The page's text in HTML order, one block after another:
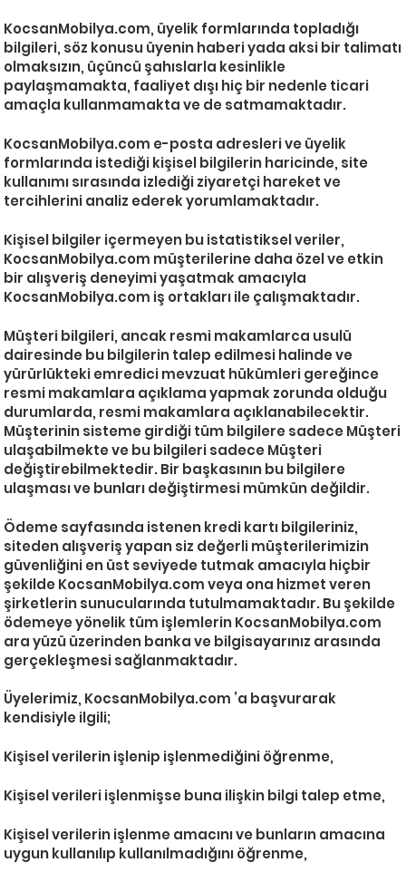
KocsanMobilya.com, üyelik formlarında topladığı
bilgileri, söz konusu üyenin haberi yada aksi bir talimatı
olmaksızın, üçüncü şahıslarla kesinlikle
paylaşmamakta, faaliyet dışı hiç bir nedenle ticari
amaçla kullanmamakta ve de satmamaktadır.
KocsanMobilya.com e-posta adresleri ve üyelik
formlarında istediği kişisel bilgilerin haricinde, site
kullanımı sırasında izlediği ziyaretçi hareket ve
tercihlerini analiz ederek yorumlamaktadır.​
Kişisel bilgiler içermeyen bu istatistiksel veriler,
KocsanMobilya.com müşterilerine daha özel ve etkin
bir alışveriş deneyimi yaşatmak amacıyla
KocsanMobilya.com iş ortakları ile çalışmaktadır.
Müşteri bilgileri, ancak resmi makamlarca usulü
dairesinde bu bilgilerin talep edilmesi halinde ve
yürürlükteki emredici mevzuat hükümleri gereğince
resmi makamlara açıklama yapmak zorunda olduğu
durumlarda, resmi makamlara açıklanabilecektir.
Müşterinin sisteme girdiği tüm bilgilere sadece Müşteri
ulaşabilmekte ve bu bilgileri sadece Müşteri
değiştirebilmektedir. Bir başkasının bu bilgilere
ulaşması ve bunları değiştirmesi mümkün değildir.
Ödeme sayfasında istenen kredi kartı bilgileriniz,
siteden alışveriş yapan siz değerli müşterilerimizin
güvenliğini en üst seviyede tutmak amacıyla hiçbir
şekilde KocsanMobilya.com veya ona hizmet veren
şirketlerin sunucularında tutulmamaktadır. Bu şekilde
ödemeye yönelik tüm işlemlerin KocsanMobilya.com
ara yüzü üzerinden banka ve bilgisayarınız arasında
gerçekleşmesi sağlanmaktadır.
Üyelerimiz, KocsanMobilya.com ’a başvurarak
kendisiyle ilgili;
Kişisel verilerin işlenip işlenmediğini öğrenme,
Kişisel verileri işlenmişse buna ilişkin bilgi talep etme,
Kişisel verilerin işlenme amacını ve bunların amacına
uygun kullanılıp kullanılmadığını öğrenme,